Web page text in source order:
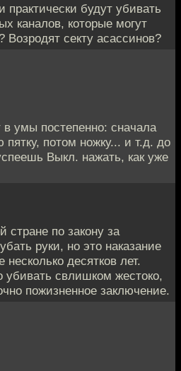
будут убивать
каналов, которые могут
Возродят секту асассинов?
в умы постепенно: сначала
пятку, потом ножку... и т.д. до
Выкл. нажать, как уже
стране по закону за
руки, но это наказание
десятков лет.
свлишком жестоко,
пожизненное заключение.